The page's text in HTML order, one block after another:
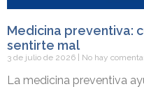
Medicina preventiva:
sentirte mal
3 de julio de 2026 No hay
La medicina preventiva